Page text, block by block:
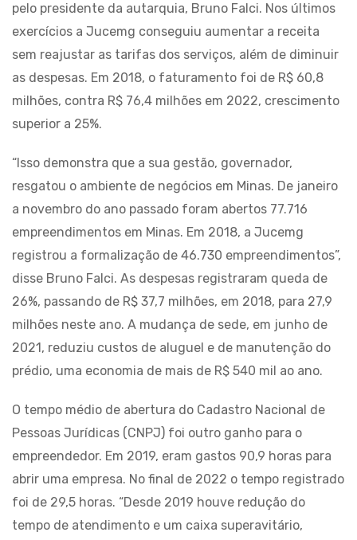
pelo presidente da autarquia, Bruno Falci. Nos últimos
exercícios a Jucemg conseguiu aumentar a receita
sem reajustar as tarifas dos serviços, além de diminuir
as despesas. Em 2018, o faturamento foi de R$ 60,8
milhões, contra R$ 76,4 milhões em 2022, crescimento
superior a 25%.
“Isso demonstra que a sua gestão, governador,
resgatou o ambiente de negócios em Minas. De janeiro
a novembro do ano passado foram abertos 77.716
empreendimentos em Minas. Em 2018, a Jucemg
registrou a formalização de 46.730 empreendimentos”,
disse Bruno Falci. As despesas registraram queda de
26%, passando de R$ 37,7 milhões, em 2018, para 27,9
milhões neste ano. A mudança de sede, em junho de
2021, reduziu custos de aluguel e de manutenção do
prédio, uma economia de mais de R$ 540 mil ao ano.
O tempo médio de abertura do Cadastro Nacional de
Pessoas Jurídicas (CNPJ) foi outro ganho para o
empreendedor. Em 2019, eram gastos 90,9 horas para
abrir uma empresa. No final de 2022 o tempo registrado
foi de 29,5 horas. “Desde 2019 houve redução do
tempo de atendimento e um caixa superavitário,